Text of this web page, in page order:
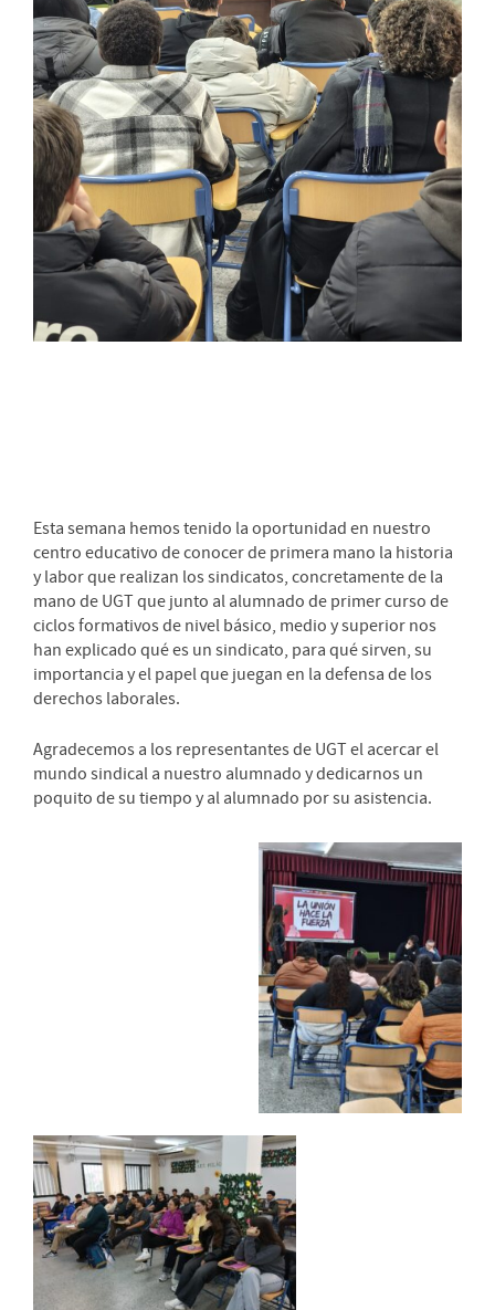
Esta semana hemos tenido la oportunidad en nuestro
centro educativo de conocer de primera mano la historia
y labor que realizan los sindicatos, concretamente de la
mano de UGT que junto al alumnado de primer curso de
ciclos formativos de nivel básico, medio y superior nos
han explicado qué es un sindicato, para qué sirven, su
importancia y el papel que juegan en la defensa de los
derechos laborales.
Agradecemos a los representantes de UGT el acercar el
mundo sindical a nuestro alumnado y dedicarnos un
poquito de su tiempo y al alumnado por su asistencia.